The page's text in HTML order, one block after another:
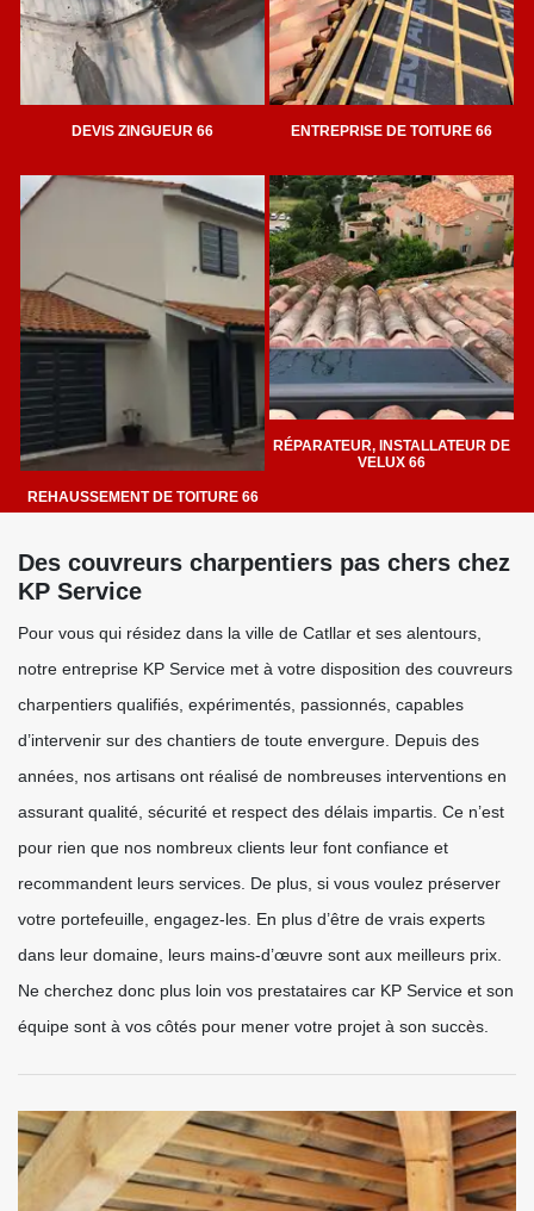
DEVIS ZINGUEUR 66 ENTREPRISE DE TOITURE 66
REHAUSSEMENT DE TOITURE 66
RÉPARATEUR, INSTALLATEUR DE
VELUX 66
Des couvreurs charpentiers pas chers chez
KP Service
Pour vous qui résidez dans la ville de Catllar et ses alentours,
notre entreprise KP Service met à votre disposition des couvreurs
charpentiers qualifiés, expérimentés, passionnés, capables
d’intervenir sur des chantiers de toute envergure. Depuis des
années, nos artisans ont réalisé de nombreuses interventions en
assurant qualité, sécurité et respect des délais impartis. Ce n’est
pour rien que nos nombreux clients leur font confiance et
recommandent leurs services. De plus, si vous voulez préserver
votre portefeuille, engagez-les. En plus d’être de vrais experts
dans leur domaine, leurs mains-d’œuvre sont aux meilleurs prix.
Ne cherchez donc plus loin vos prestataires car KP Service et son
équipe sont à vos côtés pour mener votre projet à son succès.